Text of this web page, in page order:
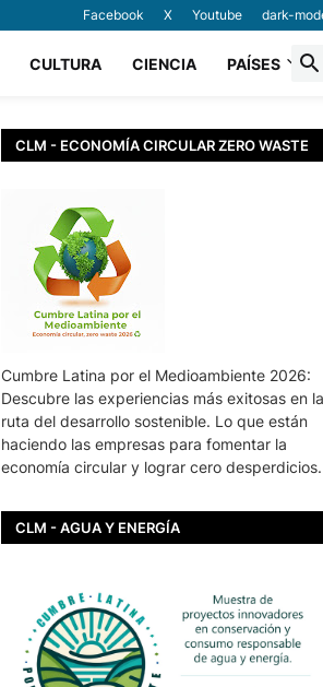
Facebook X Youtube dark-
CULTURA CIENCIA PAÍSES
CLM - ECONOMÍA CIRCULAR ZERO WASTE
Cumbre Latina por el Medioambiente 2026:
Descubre las experiencias más exitosas en la
ruta del desarrollo sostenible. Lo que están
haciendo las empresas para fomentar la
economía circular y lograr cero desperdicios.
CLM - AGUA Y ENERGÍA